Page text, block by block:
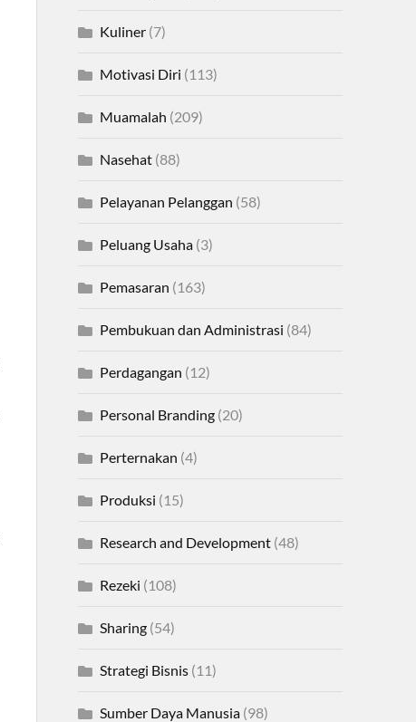
Kuliner(7)
Motivasi Diri (113)
Muamalah (209)
Nasehat(88)
Pelayanan Pelanggan (58)
Peluang Usaha(3)
Pemasaran (163)
Pembukuan dan Administrasi (84)
Perdagangan (12)
Personal Branding(20)
Perternakan (4)
Produksi (15)
Research and Development(48)
Rezeki (108)
Sharing(54)
Strategi Bisnis(11)
Sumber Daya Manusia(98)